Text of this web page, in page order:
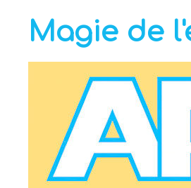
Magie de